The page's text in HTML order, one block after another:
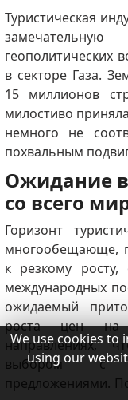
Туристическая
геополитических
в секторе Газа.
15 миллионов
милостиво
немного не
похвальным
Ожидание
со всего
Горизонт
многообещающе,
к резкому росту,
международных
ожидаемый
роста цен на
направлениях,
выбором с
предложениями.
We use cookies to
using our